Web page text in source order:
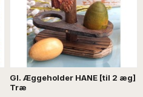
Gl. Æggeholder HANE [til 2 æg]
Træ